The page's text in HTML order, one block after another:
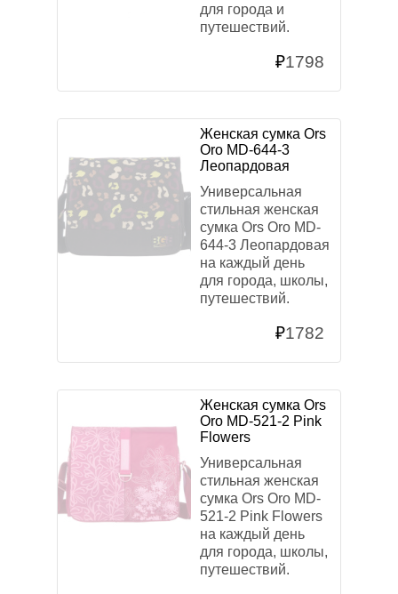
для города и
путешествий.
₽1798
Женская сумка Ors
Oro MD-644-3
Леопардовая
Универсальная
стильная женская
сумка Ors Oro MD-
644-3 Леопардовая
на каждый день
для города, школы,
путешествий.
₽1782
Женская сумка Ors
Oro MD-521-2 Pink
Flowers
Универсальная
стильная женская
сумка Ors Oro MD-
521-2 Pink Flowers
на каждый день
для города, школы,
путешествий.